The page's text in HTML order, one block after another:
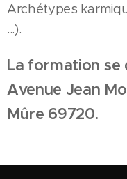
Archétypes
...).
La formation se
Avenue Jean
Mûre 69720.